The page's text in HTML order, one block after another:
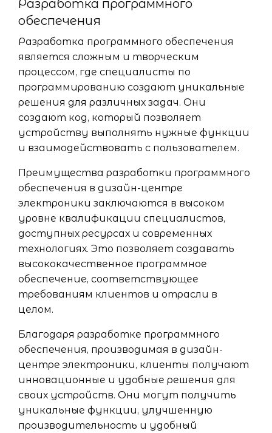
Разработка программного
обеспечения
Разработка программного обеспечения
является сложным и творческим
процессом, где специалисты по
программированию создают уникальные
решения для различных задач. Они
создают код, который позволяет
устройству выполнять нужные функции
и взаимодействовать с пользователем.
Преимущества разработки программного
обеспечения в дизайн-центре
электроники заключаются в высоком
уровне квалификации специалистов,
доступных ресурсах и современных
технологиях. Это позволяет создавать
высококачественное программное
обеспечение, соответствующее
требованиям клиентов и отрасли в
целом.
Благодаря разработке программного
обеспечения, производимая в дизайн-
центре электроники, клиенты получают
инновационные и удобные решения для
своих устройств. Они могут получить
уникальные функции, улучшенную
производительность и удобный